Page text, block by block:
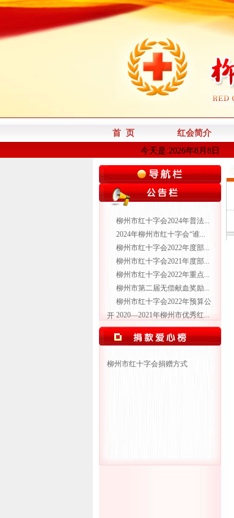
首 页 红会简介
今天是:2026年8月8日
柳州市红十字会2024年普法...
2024年柳州市红十字会“谁...
柳州市红十字会2022年度部...
柳州市红十字会2021年度部...
柳州市红十字会2022年重点...
柳州市第二届无偿献血奖励...
柳州市红十字会2022年预算公
开 2020—2021年柳州市优秀红...
柳州市红十字会捐赠方式